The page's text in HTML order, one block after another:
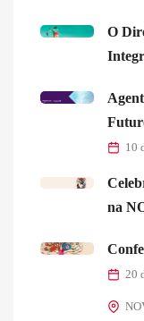
O
10
na
20